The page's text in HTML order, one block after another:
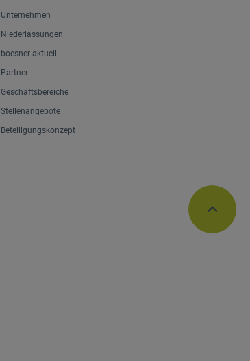
Unternehmen
Niederlassungen
boesner aktuell
Partner
Geschäftsbereiche
Stellenangebote
Beteiligungskonzept